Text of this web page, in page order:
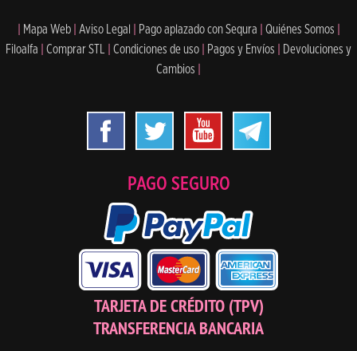
Mapa Web Aviso Legal Pago aplazado con Sequra Quiénes Somos
Filoalfa
Comprar STL Condiciones de uso Pagos y Envíos
Devoluciones y
Cambios
PAGO SEGURO
TARJETA DE CRÉDITO (TPV)
TRANSFERENCIA BANCARIA